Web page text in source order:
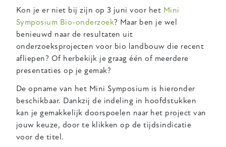
Kon je er niet bij zijn op 3 juni voor het Mini
Symposium Bio-onderzoek? Maar ben je wel
benieuwd naar de resultaten uit
onderzoeksprojecten voor bio landbouw die recent
afliepen? Of herbekijk je graag één of meerdere
presentaties op je gemak?
De opname van het Mini Symposium is hieronder
beschikbaar. Dankzij de indeling in hoofdstukken
kan je gemakkelijk doorspoelen naar het project van
jouw keuze, door te klikken op de tijdsindicatie
voor de titel.